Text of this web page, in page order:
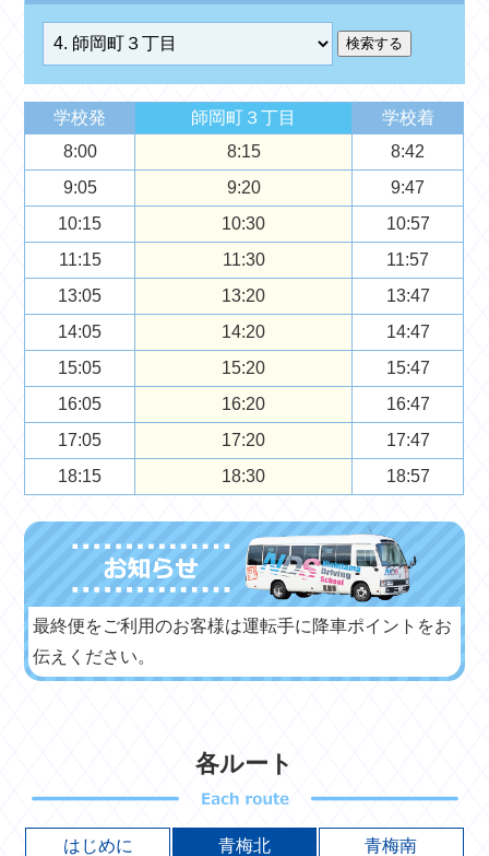
学校発 師岡町３丁目
学校着
8:00
8:15
8:42
9:05
9:20
9:47
10:15
10:30
10:57
11:15
11:30
11:57
13:05
13:20
13:47
14:05
14:20
14:47
15:05
15:20
15:47
16:05
16:20
16:47
17:05
17:20
17:47
18:15
18:30 18:57
最終便をご利用のお客様は運転手に降車ポイントをお
伝えください。
各ルート
はじめに 青梅北 青梅南